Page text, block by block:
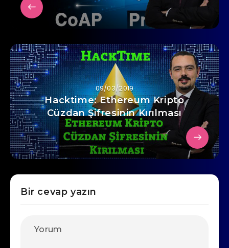
09/03/2019
Hacktime: Ethereum Kripto
Cüzdan Şifresinin Kırılması
Bir cevap yazın